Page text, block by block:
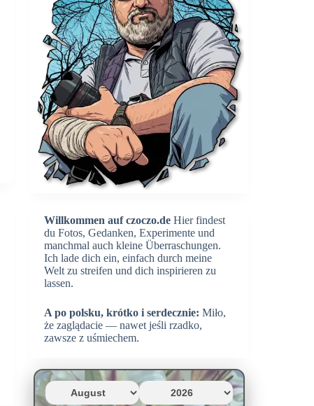
Willkommen auf czoczo.de Hier findest
du Fotos, Gedanken, Experimente und
manchmal auch kleine Überraschungen.
Ich lade dich ein, einfach durch meine
Welt zu streifen und dich inspirieren zu
lassen.
A po polsku, krótko i serdecznie: Miło,
że zaglądacie — nawet jeśli rzadko,
zawsze z uśmiechem.